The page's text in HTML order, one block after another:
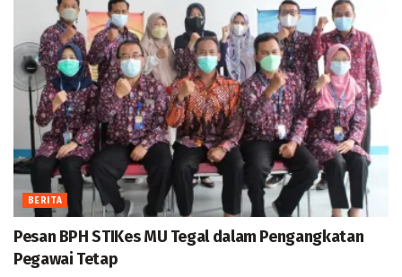
BERITA
Pesan BPH STIKes MU Tegal dalam Pengangkatan
Pegawai Tetap